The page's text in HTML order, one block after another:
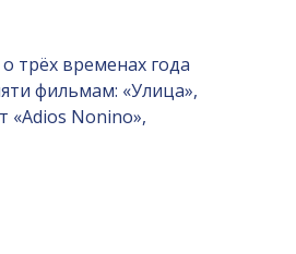
трёх временах года
фильмам: «Улица»,
«Adios Nonino»,